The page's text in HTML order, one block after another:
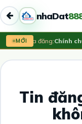
nhaDat
MỚIVừa đăng:Chính
Tin